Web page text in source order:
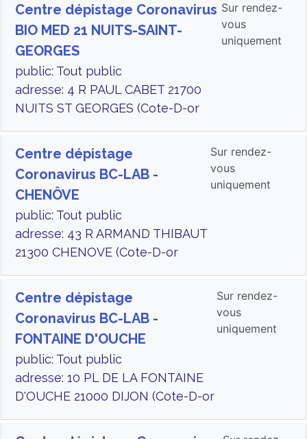
Centre dépistage Coronavirus
BIO MED 21 NUITS-SAINT-
GEORGES
public: Tout public
adresse: 4 R PAUL CABET 21700
NUITS ST GEORGES (Cote-D-or
Sur rendez-
vous
uniquement
Centre dépistage
Coronavirus BC-LAB -
CHENÔVE
public: Tout public
adresse: 43 R ARMAND THIBAUT
21300 CHENOVE (Cote-D-or
Sur rendez-
vous
uniquement
Centre dépistage
Coronavirus BC-LAB -
FONTAINE D'OUCHE
public: Tout public
adresse: 10 PL DE LA FONTAINE
D'OUCHE 21000 DIJON (Cote-D-or
Sur rendez-
vous
uniquement